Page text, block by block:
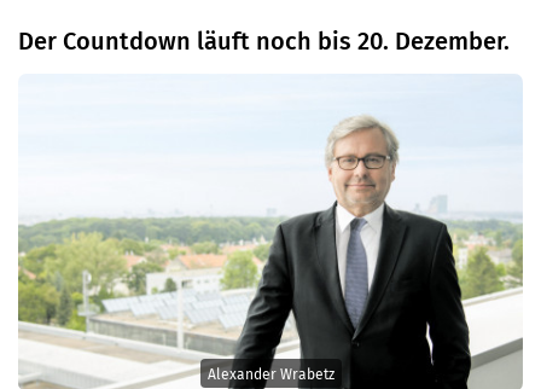
Alexander Wrabetz
Der Countdown läuft noch bis 20. Dezember.